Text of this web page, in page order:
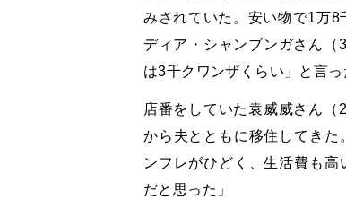
みされていた。安い物で1万
ディア・シャンブンガさん（
は3千クワンザくらい」と言っ
店番をしていた袁威威さん
から夫とともに移住してきた
ンフレがひどく、生活費も
だと思った」